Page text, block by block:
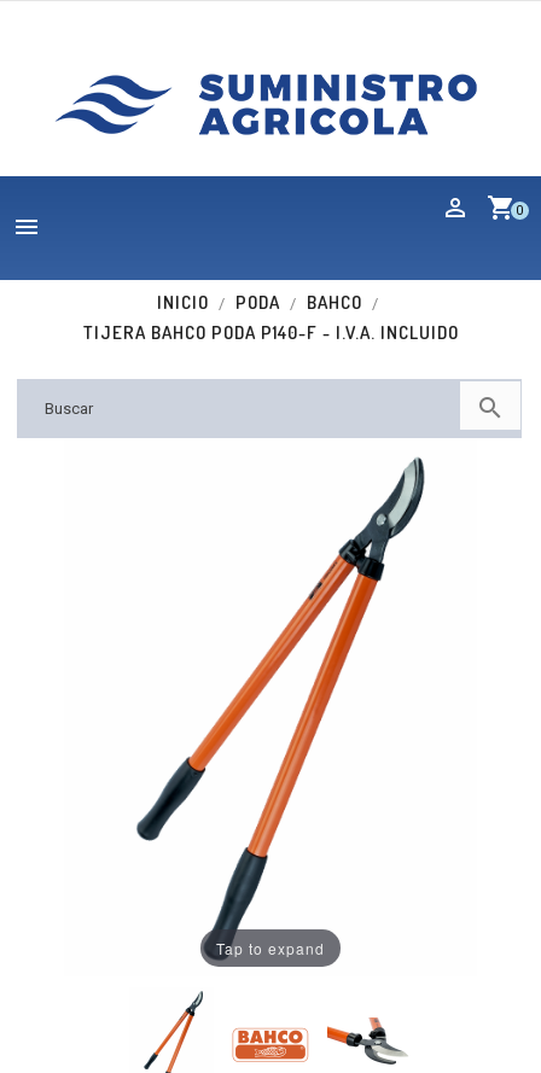
shopping_cart0

INICIO PODA
BAHCO
TIJERA BAHCO PODA P140-F - I.V.A. INCLUIDO

Tap to expand